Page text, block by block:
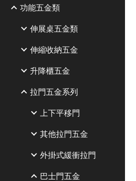
功能五金類
伸展桌五金類
伸縮收納五金
升降櫃五金
拉門五金系列
上下平移門
其他拉門五金
外掛式緩衝拉門
巴士門五金